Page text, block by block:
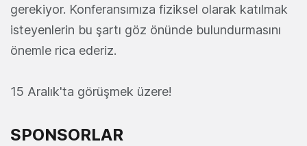
gerekiyor. Konferansımıza fiziksel olarak katılmak
isteyenlerin bu şartı göz önünde bulundurmasını
önemle rica ederiz.
15 Aralık'ta görüşmek üzere!
SPONSORLAR